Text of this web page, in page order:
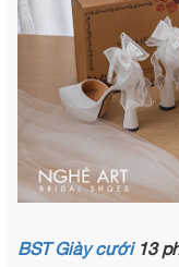
BST Giày cưới13